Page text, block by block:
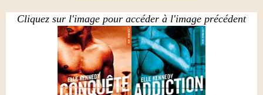
Cliquez sur l'image pour accéder à l'image précédent